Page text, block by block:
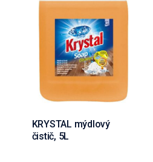
KRYSTAL mýdlový
čistič, 5L